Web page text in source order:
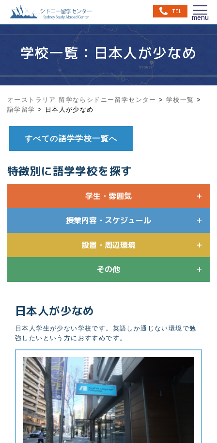
TEL
学校一覧：日本人が少なめ
オーストラリア 留学ならシドニー留学センター >学校一覧 >
語学留学 > 日本人が少なめ
すべての語学学校一覧へ
特徴別に語学学校を探す
学生・雰囲気
授業内容・スケジュール
設置・周辺環境
その他
日本人が少なめ
日本人学生が少ない学校です。英語しか通じない環境で勉
強したいという方におすすめです。